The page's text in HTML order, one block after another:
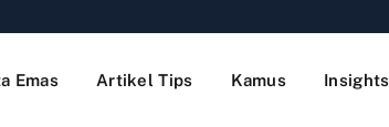
Emas Artikel Tips Kamus Insights